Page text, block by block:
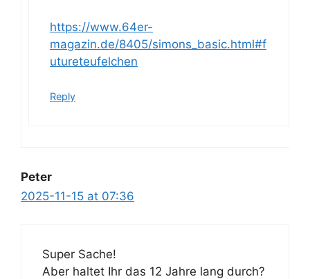
https://www.64er-
magazin.de/8405/simons_basic.html#f
utureteufelchen
Reply
Peter
2025-11-15 at 07:36
Super Sache!
Aber haltet Ihr das 12 Jahre lang durch?